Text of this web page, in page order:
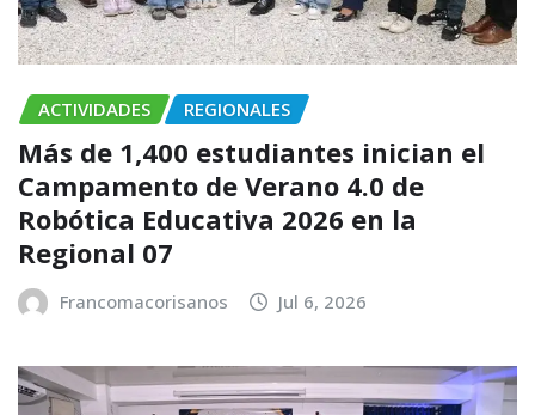
ACTIVIDADES REGIONALES
Más de 1,400 estudiantes inician el
Campamento de Verano 4.0 de
Robótica Educativa 2026 en la
Regional 07
Francomacorisanos Jul 6, 2026